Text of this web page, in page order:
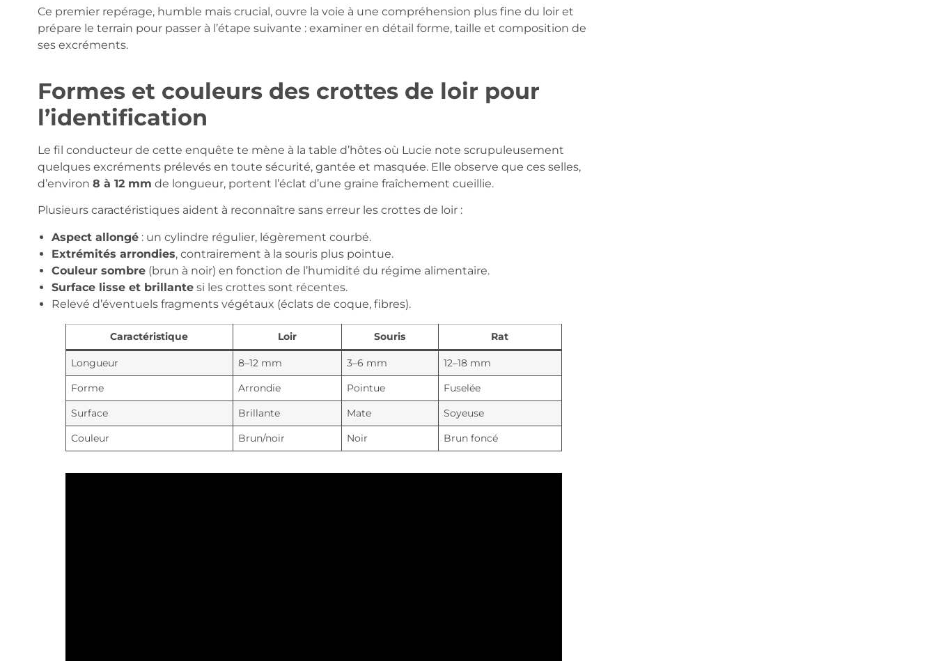
Ce premier repérage, humble mais crucial, ouvre la voie à une compréhension plus fine du loir et
prépare le terrain pour passer à l’étape suivante : examiner en détail forme, taille et composition de
ses excréments.
Formes et couleurs des crottes de loir pour
l’identification
Le fil conducteur de cette enquête te mène à la table d’hôtes où Lucie note scrupuleusement
quelques excréments prélevés en toute sécurité, gantée et masquée. Elle observe que ces selles,
d’environ 8 à 12 mm de longueur, portent l’éclat d’une graine fraîchement cueillie.
Plusieurs caractéristiques aident à reconnaître sans erreur les crottes de loir :
Aspect allongé: un cylindre régulier, légèrement courbé.
Extrémités arrondies, contrairement à la souris plus pointue.
Couleur sombre(brun à noir) en fonction de l’humidité du régime alimentaire.
Surface lisse et brillantesi les crottes sont récentes.
Relevé d’éventuels fragments végétaux (éclats de coque, fibres).
Caractéristique Loir Souris Rat
Longueur 8–12 mm 3–6 mm
12–18 mm
Forme
Arrondie Pointue
Fuselée
Surface
Brillante Mate
Soyeuse
Couleur
Brun/noir Noir Brun foncé